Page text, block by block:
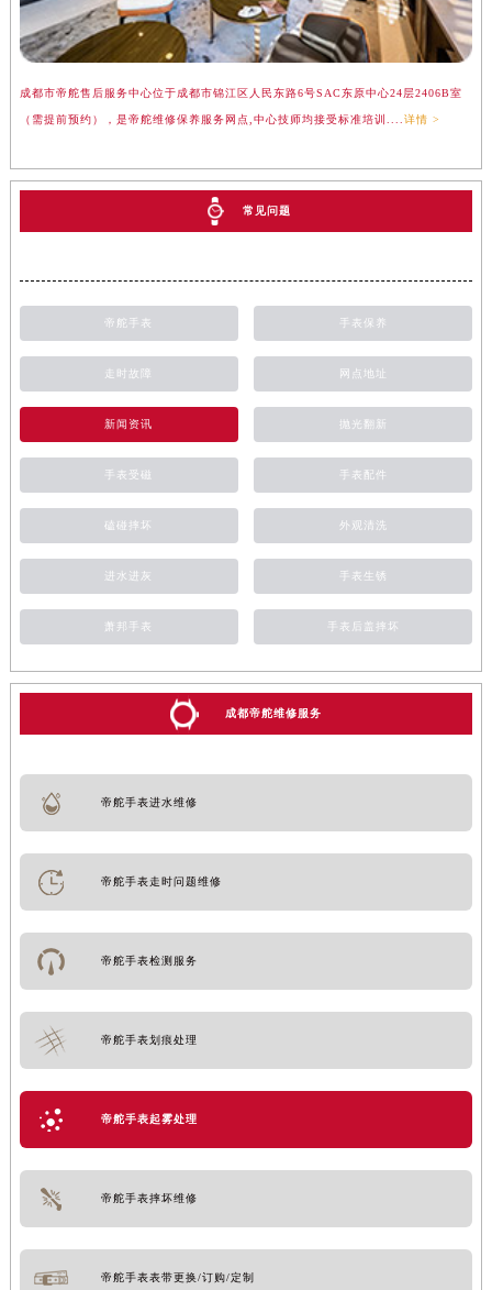
成都市帝舵售后服务中心位于成都市锦江区人民东路6号SAC东原中心24层2406B室
（需提前预约），是帝舵维修保养服务网点,中心技师均接受标准培训.... 详情 >
常见问题
帝舵手表 手表保养
走时故障 网点地址
新闻资讯 抛光翻新
手表受磁 手表配件
磕碰摔坏 外观清洗
进水进灰 手表生锈
萧邦手表 手表后盖摔坏
成都帝舵维修服务
帝舵手表进水维修
帝舵手表走时问题维修
帝舵手表检测服务
帝舵手表划痕处理
帝舵手表起雾处理
帝舵手表摔坏维修
帝舵手表表带更换/订购/定制